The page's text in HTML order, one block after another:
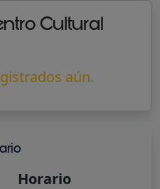
Cultural
aún.
Horario